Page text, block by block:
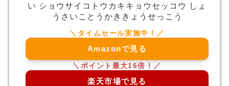
い ショウサイコトウカキキョウセッコウ しょ
うさいことうかききょうせっこう
Amazonで見る
楽天市場で見る